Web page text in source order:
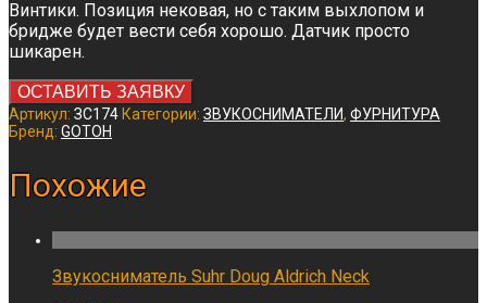
Винтики. Позиция нековая, но с таким выхлопом и
бридже будет вести себя хорошо. Датчик просто
шикарен.
ОСТАВИТЬ ЗАЯВКУ
Артикул: ЗС174Категории: ЗВУКОСНИМАТЕЛИ, ФУРНИТУРА
Бренд: GOTOH
Похожие
Звукосниматель Suhr Doug Aldrich Neck